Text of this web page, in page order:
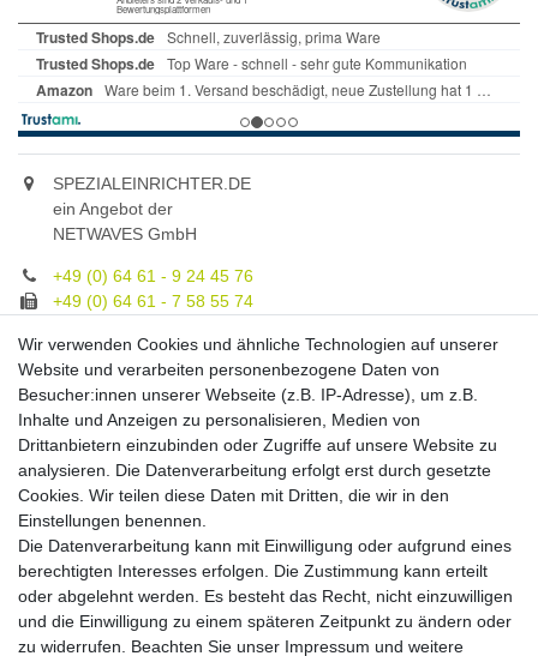
SPEZIALEINRICHTER.DE
ein Angebot der
NETWAVES GmbH
+49 (0) 64 61 - 9 24 45 76
+49 (0) 64 61 - 7 58 55 74
Unsere Fachberatung:
Montag - Freitag, 9.00 - 21.00
Zahlungsmöglichkeiten
Versandkosten
Versandarten
Auslandsversand, Hochgebirgs- oder
Insellieferung
Wir verwenden Cookies und ähnliche Technologien auf unserer
Website und verarbeiten personenbezogene Daten von
Besucher:innen unserer Webseite (z.B. IP-Adresse), um z.B.
Inhalte und Anzeigen zu personalisieren, Medien von
Drittanbietern einzubinden oder Zugriffe auf unsere Website zu
analysieren. Die Datenverarbeitung erfolgt erst durch gesetzte
Cookies. Wir teilen diese Daten mit Dritten, die wir in den
Einstellungen benennen.
Die Datenverarbeitung kann mit Einwilligung oder aufgrund eines
berechtigten Interesses erfolgen. Die Zustimmung kann erteilt
oder abgelehnt werden. Es besteht das Recht, nicht einzuwilligen
und die Einwilligung zu einem späteren Zeitpunkt zu ändern oder
zu widerrufen. Beachten Sie unser Impressum und weitere